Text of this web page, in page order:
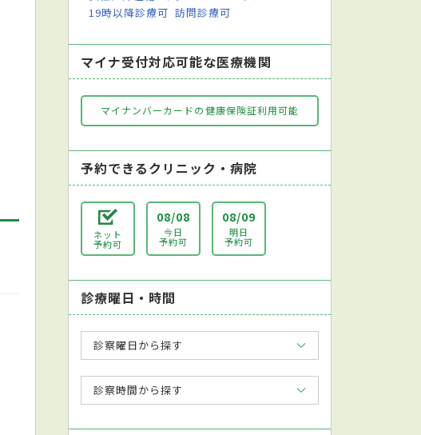
19時以降診療可 訪問診療可
マイナ受付対応可能な医療機関
マイナンバーカードの健康保険証利用可能
予約できるクリニック・病院
ネット
予約可
08/08
今日
予約可
08/09
明日
予約可
診療曜日・時間
診察曜日から探す
診察時間から探す